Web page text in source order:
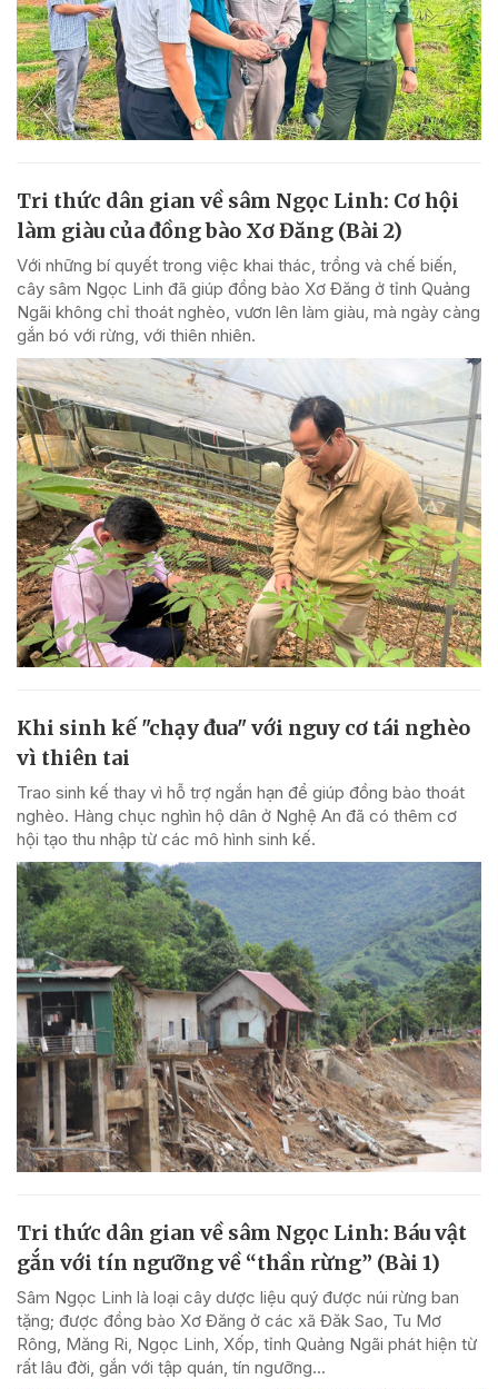
Tri thức dân gian về sâm Ngọc Linh: Cơ hội
làm giàu của đồng bào Xơ Đăng (Bài 2)
Với những bí quyết trong việc khai thác, trồng và chế biến,
cây sâm Ngọc Linh đã giúp đồng bào Xơ Đăng ở tỉnh Quảng
Ngãi không chỉ thoát nghèo, vươn lên làm giàu, mà ngày càng
gắn bó với rừng, với thiên nhiên.
Khi sinh kế "chạy đua" với nguy cơ tái nghèo
vì thiên tai
Trao sinh kế thay vì hỗ trợ ngắn hạn để giúp đồng bào thoát
nghèo. Hàng chục nghìn hộ dân ở Nghệ An đã có thêm cơ
hội tạo thu nhập từ các mô hình sinh kế.
Tri thức dân gian về sâm Ngọc Linh: Báu vật
gắn với tín ngưỡng về “thần rừng” (Bài 1)
Sâm Ngọc Linh là loại cây dược liệu quý được núi rừng ban
tặng; được đồng bào Xơ Đăng ở các xã Đăk Sao, Tu Mơ
Rông, Măng Ri, Ngọc Linh, Xốp, tỉnh Quảng Ngãi phát hiện từ
rất lâu đời, gắn với tập quán, tín ngưỡng...